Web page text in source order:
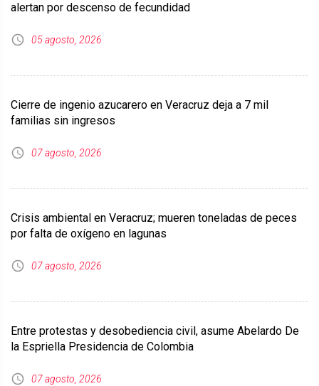
alertan por descenso de fecundidad
05 agosto, 2026
Cierre de ingenio azucarero en Veracruz deja a 7 mil
familias sin ingresos
07 agosto, 2026
Crisis ambiental en Veracruz; mueren toneladas de peces
por falta de oxígeno en lagunas
07 agosto, 2026
Entre protestas y desobediencia civil, asume Abelardo De
la Espriella Presidencia de Colombia
07 agosto, 2026